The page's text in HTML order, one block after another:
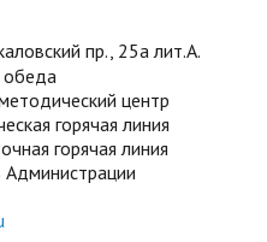
пр., 25а лит.А.
центр
горячая линия
горячая линия
Администрации